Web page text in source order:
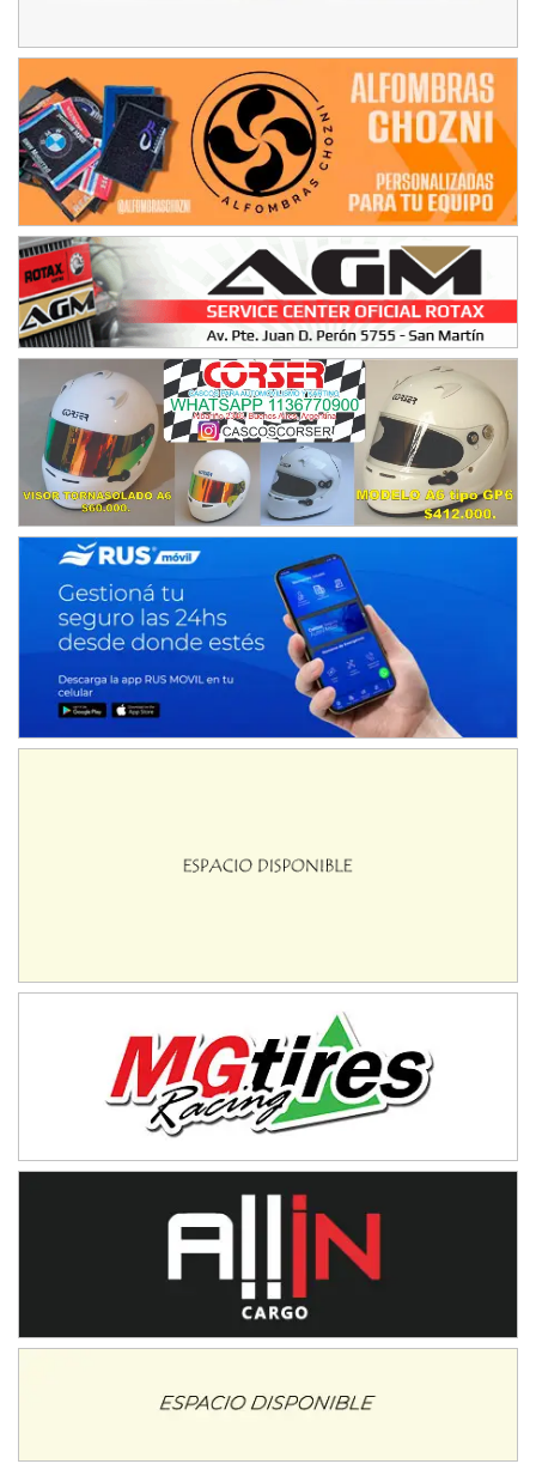
Ciudad de Avellaneda (Asfalto)
Avellaneda (Santa Fe)
SUR SANTAFESINO - F4
José Samuel Sánchez (Tierra)
Rufino (Santa Fe)
TUCUMANO - F5
Juan Navarro (Asfalto)
El Timbó (Tucumán)